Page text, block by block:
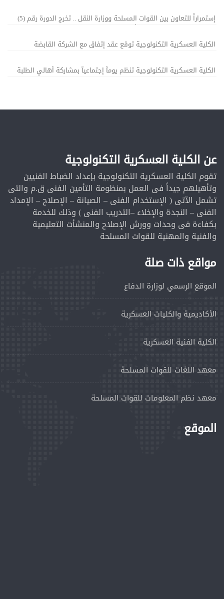
إستمراراً للتعاون بين القوات المسلحة ووزارة النقل .. تخرج الدورة رقم (5)
فنيين سكة حديد بعد إتمام تأهيلهم بالكلية العسكرية التكنولوجية
الكلية العسكرية التكنولوجية توقع عقد إتفاق مع الشركة القابضة
التعليم
الكلية العسكرية التكنولوجية تنظم يومآ إجتماعيآ بمشاركة أهالي الطلبة
عن الكلية العسكرية التكنولوجية
تقوم الكلية العسكرية التكنولوجية بإعداد الضباط الفنيين
وتأهيلهم جيداً فى العمل بمنظومة التأمين الفنى ق.م والتى
تشمل الآتى ( الإستخدام الفنى – الصيانة – الإصلاح – الإمداد
الفنى – النجدة والإخلاء –التدريب الفنى ) وذلك للخدمة
بكفاءة فى وحدات وورش الإصلاح والمنشأت التعليمية
والفنية والمهنية للقوات المسلحة
مواقع ذات صلة
الموقع الرسمي لوزارة الدفاع
الأكاديمية والكليات العسكرية
الكلية الفنية العسكرية
معهد اللغات للقوات المسلحة
معهد نظم المعلومات للقوات المسلحة
الموقع